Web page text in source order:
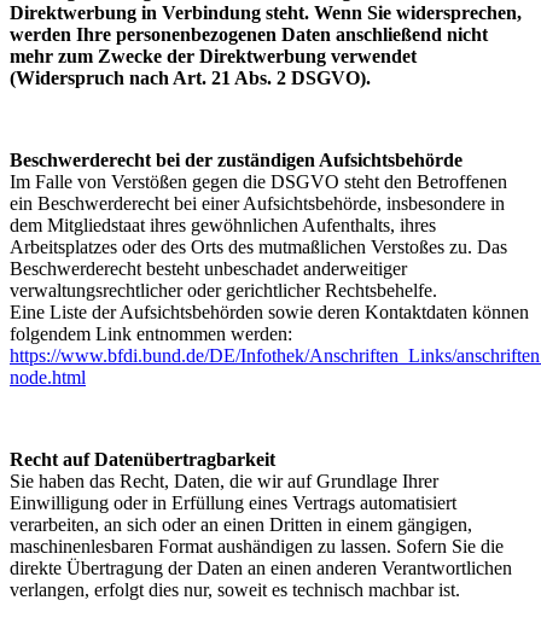
Direktwerbung in Verbindung steht. Wenn Sie widersprechen,
werden Ihre personenbezogenen Daten anschließend nicht
mehr zum Zwecke der Direktwerbung verwendet
(Widerspruch nach Art. 21 Abs. 2 DSGVO).
Beschwerderecht bei der zuständigen Aufsichtsbehörde
Im Falle von Verstößen gegen die DSGVO steht den Betroffenen
ein Beschwerderecht bei einer Aufsichtsbehörde, insbesondere in
dem Mitgliedstaat ihres gewöhnlichen Aufenthalts, ihres
Arbeitsplatzes oder des Orts des mutmaßlichen Verstoßes zu. Das
Beschwerderecht besteht unbeschadet anderweitiger
verwaltungsrechtlicher oder gerichtlicher Rechtsbehelfe.
Eine Liste der Aufsichtsbehörden sowie deren Kontaktdaten können
folgendem Link entnommen werden:
https://www.bfdi.bund.de/DE/Infothek/Anschriften_Links/
node.html
Recht auf Datenübertragbarkeit
Sie haben das Recht, Daten, die wir auf Grundlage Ihrer
Einwilligung oder in Erfüllung eines Vertrags automatisiert
verarbeiten, an sich oder an einen Dritten in einem gängigen,
maschinenlesbaren Format aushändigen zu lassen. Sofern Sie die
direkte Übertragung der Daten an einen anderen Verantwortlichen
verlangen, erfolgt dies nur, soweit es technisch machbar ist.